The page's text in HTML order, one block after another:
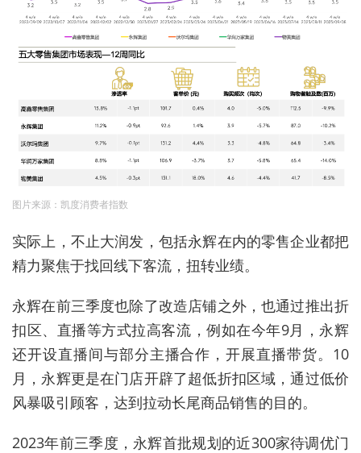
图片来源：凯度消费者指数
实际上，不止大润发，包括永辉在内的零售企业都把
精力聚焦于找回线下客流，扭转业绩。
永辉在前三季度也除了改造店铺之外，也通过推出折
扣区、直播等方式拉高客流，例如在今年9月，永辉
还开设直播间与部分主播合作，开展直播带货。10
月，永辉更是在门店开辟了超低折扣区域，通过低价
风暴吸引顾客，达到拉动长尾商品销售的目的。
2023年前三季度，永辉首批规划的近300家待调优门